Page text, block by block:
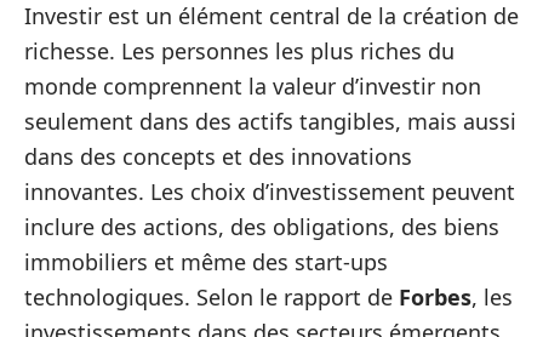
Investir est un élément central de la création de
richesse. Les personnes les plus riches du
monde comprennent la valeur d’investir non
seulement dans des actifs tangibles, mais aussi
dans des concepts et des innovations
innovantes. Les choix d’investissement peuvent
inclure des actions, des obligations, des biens
immobiliers et même des start-ups
technologiques. Selon le rapport de Forbes, les